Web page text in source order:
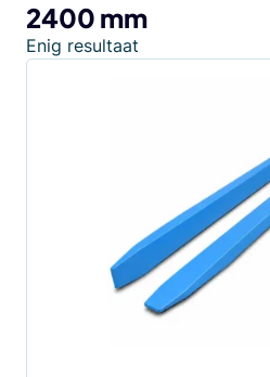
2400 mm
Enig resultaat